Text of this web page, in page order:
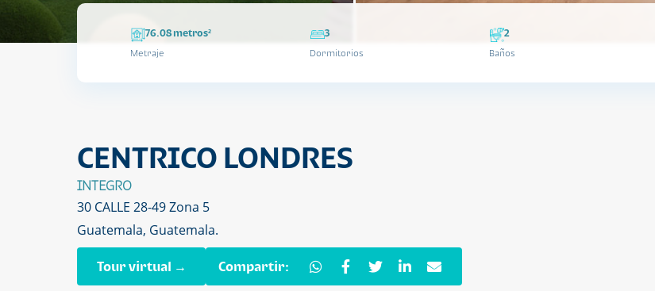
76.08 metros²
Metraje
3
Dormitorios
2
Baños
CENTRICO LONDRES
INTEGRO
30 CALLE 28-49 Zona 5
Guatemala, Guatemala.
Tour virtual → Compartir: